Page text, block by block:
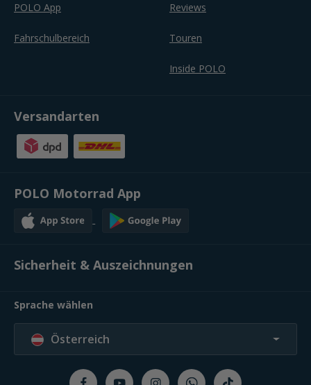
POLO App
Fahrschulbereich
Reviews
Touren
Inside POLO
Versandarten
POLO Motorrad App
Sicherheit & Auszeichnungen
Sprache wählen
Österreich